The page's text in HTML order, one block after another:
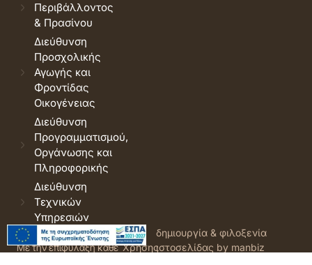
Περιβάλλοντος
& Πρασίνου
Διεύθυνση
Προσχολικής
Αγωγής και
Φροντίδας
Οικογένειας
Διεύθυνση
Προγραμματισμού,
Οργάνωσης και
Πληροφορικής
Διεύθυνση
Τεχνικών
Υπηρεσιών
© 2026 Δήμος Δράμας.
Με την επιφύλαξη κάθε
Όροι
Χρήσης
δημιουργία & φιλοξενία
ιστοσελίδας by manbiz